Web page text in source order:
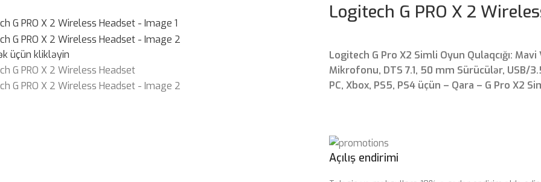
üçün klikləyin
Logitech G PRO X 2
Logitech G Pro X2 Simli Oyun Qulaqcığı: Mavi
Mikrofonu, DTS 7.1, 50 mm Sürücülər, USB/
PC, Xbox, PS5, PS4 üçün – Qara – G Pro X2
Açılış endirimi